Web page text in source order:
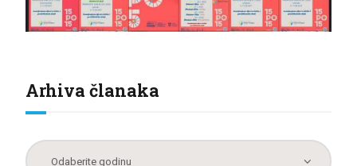
Arhiva članaka